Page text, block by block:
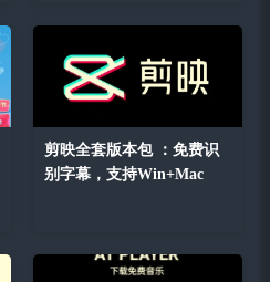
剪映全套版本包 ：免费识
别字幕，支持Win+Mac